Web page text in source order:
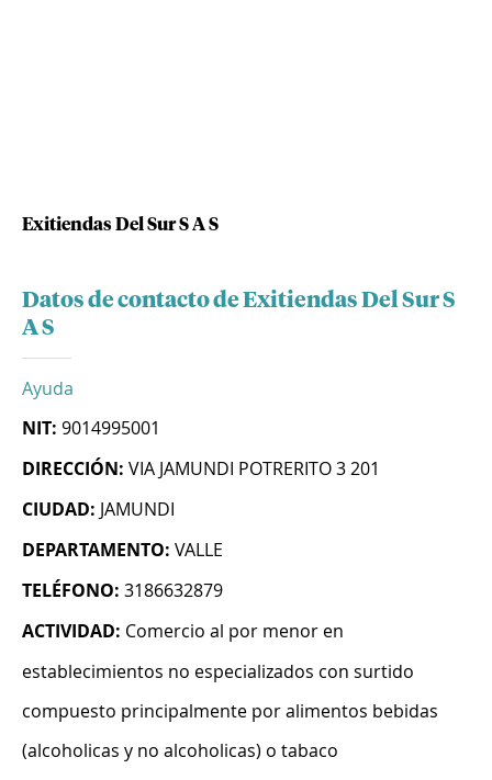
Exitiendas Del Sur S A S
Datos de contacto de Exitiendas Del Sur S
A S
Ayuda
NIT: 9014995001
DIRECCIÓN: VIA JAMUNDI POTRERITO 3 201
CIUDAD: JAMUNDI
DEPARTAMENTO: VALLE
TELÉFONO: 3186632879
ACTIVIDAD: Comercio al por menor en
establecimientos no especializados con surtido
compuesto principalmente por alimentos bebidas
(alcoholicas y no alcoholicas) o tabaco